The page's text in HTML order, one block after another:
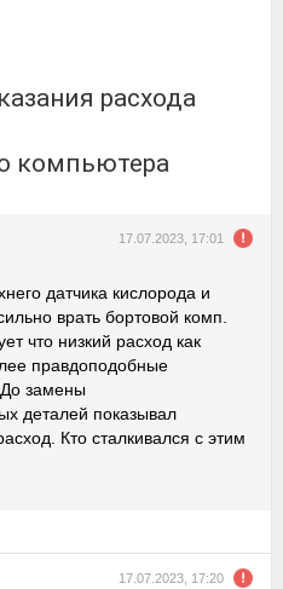
компьютера
17.07.2023, 17:01
датчика кислорода и
врать бортовой комп.
что низкий расход как
правдоподобные
До замены
деталей показывал
Кто сталкивался с этим
17.07.2023, 17:20